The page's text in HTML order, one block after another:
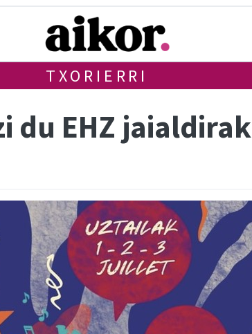
TXORIERRI
du EHZ